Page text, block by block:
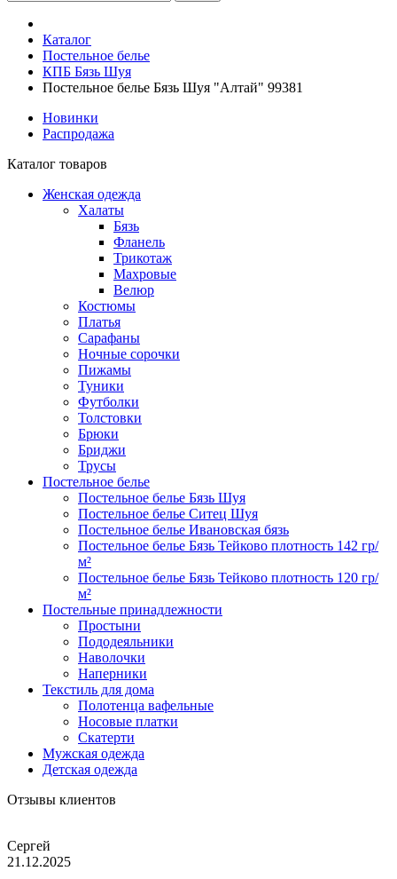
Каталог
Постельное белье
КПБ Бязь Шуя
Постельное белье Бязь Шуя "Алтай" 99381
Новинки
Распродажа
Каталог товаров
Женская одежда
Халаты
Бязь
Фланель
Трикотаж
Махровые
Велюр
Костюмы
Платья
Сарафаны
Ночные сорочки
Пижамы
Туники
Футболки
Толстовки
Брюки
Бриджи
Трусы
Постельное белье
Постельное белье Бязь Шуя
Постельное белье Ситец Шуя
Постельное белье Ивановская бязь
Постельное белье Бязь Тейково плотность 142 гр/
м²
Постельное белье Бязь Тейково плотность 120 гр/
м²
Постельные принадлежности
Простыни
Пододеяльники
Наволочки
Наперники
Текстиль для дома
Полотенца вафельные
Носовые платки
Скатерти
Мужская одежда
Детская одежда
Отзывы клиентов
Сергей
21.12.2025